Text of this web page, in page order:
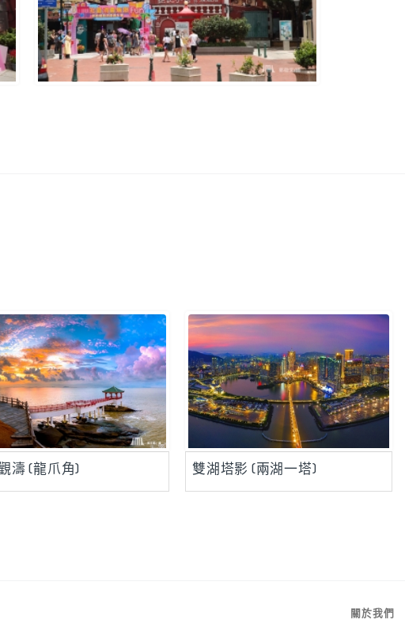
濤 (龍爪角) 雙湖塔影 (兩湖一塔)
關於我們